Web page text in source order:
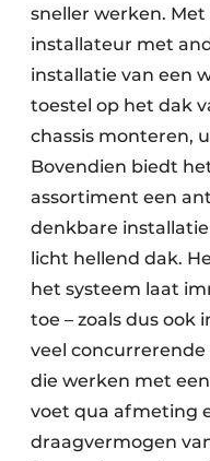
sneller werken.
installateur met
installatie van een
toestel op het dak
chassis monteren,
Bovendien biedt
assortiment een
denkbare
licht hellend dak.
het systeem laat
toe – zoals dus ook
veel
die werken met
voet qua afmeting
draagvermogen